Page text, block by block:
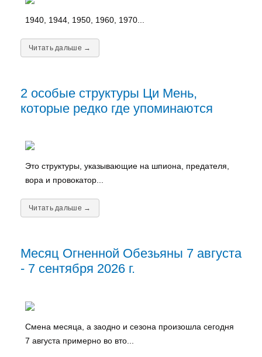
1940, 1944, 1950, 1960, 1970...
Читать дальше →
2 особые структуры Ци Мень,
которые редко где упоминаются
Это структуры, указывающие на шпиона, предателя,
вора и провокатор...
Читать дальше →
Месяц Огненной Обезьяны 7 августа
- 7 сентября 2026 г.
Смена месяца, а заодно и сезона произошла сегодня
7 августа примерно во вто...